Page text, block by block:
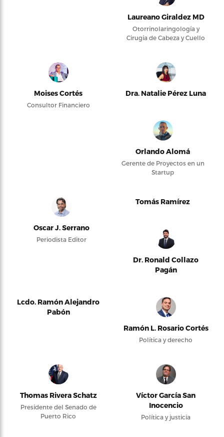
Laureano Giraldez MD
Otorrinolaringología y
Cirugía de Cabeza y Cuello
Moises Cortés
Consultor Financiero
Dra. Natalie Pérez Luna
Orlando Alomá
Gerente de Proyectos en un
Startup
Oscar J. Serrano
Periodista Editor
Tomás Ramírez
Dr. Ronald Collazo
Pagán
Lcdo. Ramón Alejandro
Pabón
Ramón L. Rosario Cortés
Política y derecho
Thomas Rivera Schatz
Presidente del Senado de
Puerto Rico
Víctor García San
Inocencio
Política y justicia